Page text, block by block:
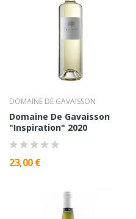
DOMAINE DE GAVAISSON
Domaine De Gavaisson
"Inspiration" 2020
23,00 €